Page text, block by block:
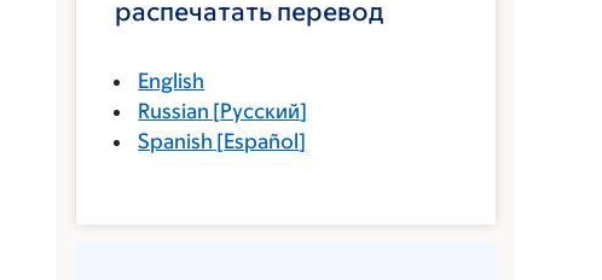
распечатать перевод
English
Russian [Русский]
Spanish [Español]